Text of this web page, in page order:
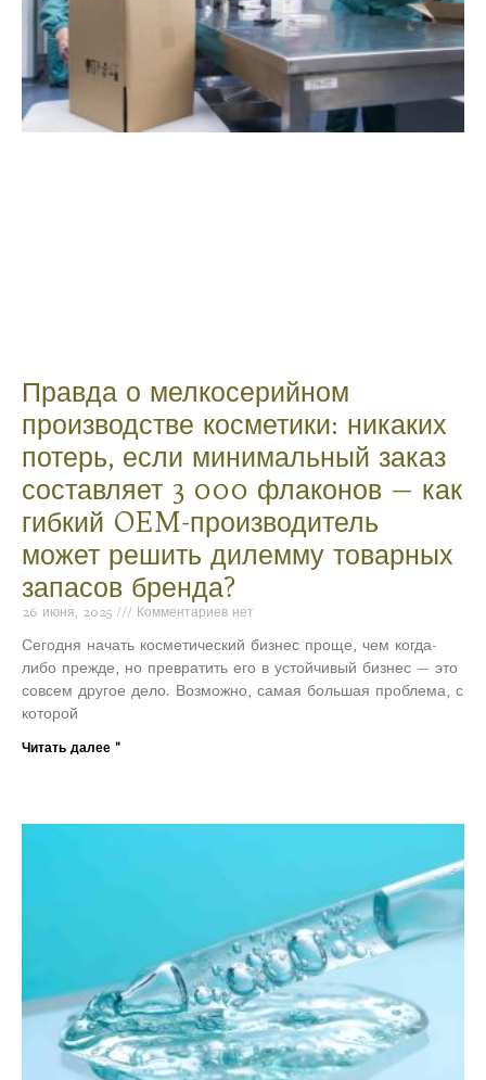
Правда о мелкосерийном
производстве косметики: никаких
потерь, если минимальный заказ
составляет 3 000 флаконов — как
гибкий OEM-производитель
может решить дилемму товарных
запасов бренда?
26 июня, 2025 Комментариев нет
Сегодня начать косметический бизнес проще, чем когда-
либо прежде, но превратить его в устойчивый бизнес — это
совсем другое дело. Возможно, самая большая проблема, с
которой
Читать далее "